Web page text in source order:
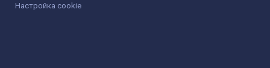
Настройка cookie